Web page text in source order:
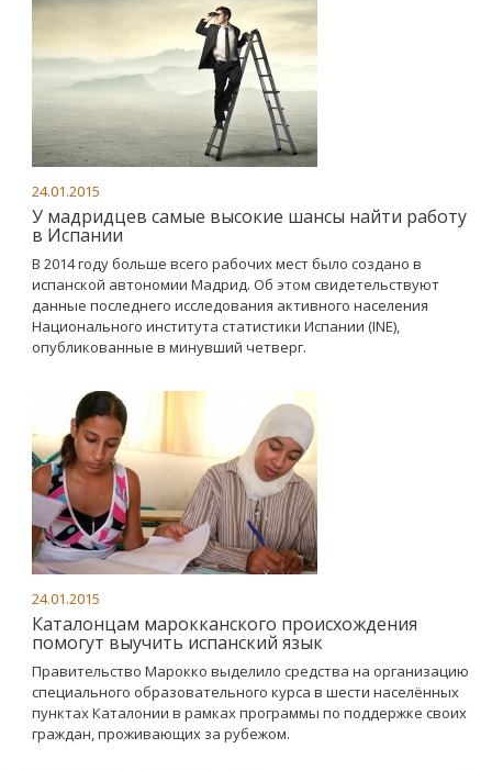
24.01.2015
У мадридцев самые высокие шансы найти работу
в Испании
В 2014 году больше всего рабочих мест было создано в
испанской автономии Мадрид. Об этом свидетельствуют
данные последнего исследования активного населения
Национального института статистики Испании (INE),
опубликованные в минувший четверг.
24.01.2015
Каталонцам марокканского происхождения
помогут выучить испанский язык
Правительство Марокко выделило средства на организацию
специального образовательного курса в шести населённых
пунктах Каталонии в рамках программы по поддержке своих
граждан, проживающих за рубежом.